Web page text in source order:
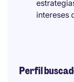
intereses
Perfil